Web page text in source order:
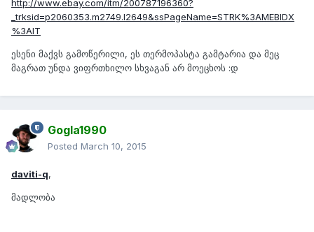
http://www.ebay.com/itm/200787196360?
_trksid=p2060353.m2749.l2649&ssPageName=STRK%3AMEBIDX
%3AIT
ესენი მაქვს გამოწერილი, ეს თერმოპასტა გამტარია და მეც
მაგრათ უნდა ვიფრთხილო სხვაგან არ მოეცხოს :დ
Gogla1990
Posted March 10, 2015
daviti-q,
მადლობა